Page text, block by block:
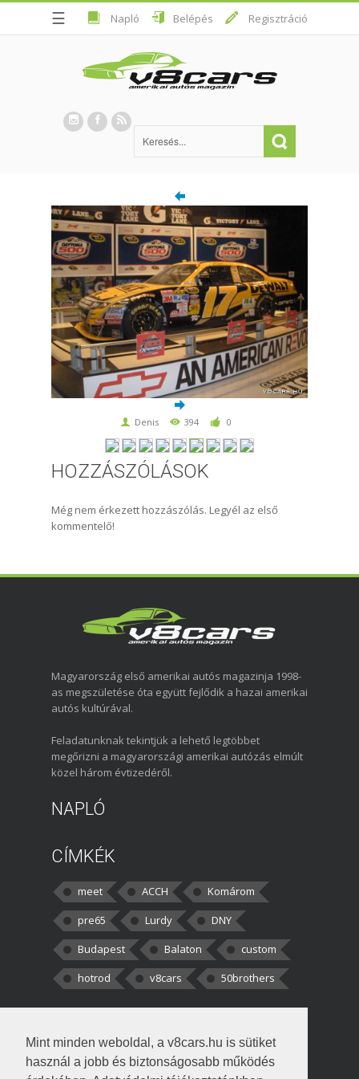
Mint minden weboldal, a v8cars.hu is sütiket
használ a jobb és biztonságosabb működés
☰ Napló Belépés Regisztráció
Denis 394 0
HOZZÁSZÓLÁSOK
Még nem érkezett hozzászólás. Legyél az első
kommentelő!
Magyarország első amerikai autós magazinja 1998-
as megszületése óta együtt fejlődik a hazai amerikai
autós kultúrával.
Feladatunknak tekintjük a lehető legtöbbet
megőrizni a magyarországi amerikai autózás elmúlt
közel három évtizedéről.
NAPLÓ
CÍMKÉK
meet ACCH
Komárom
pre65
Lurdy
DNY
Budapest
Balaton
custom
hotrod
v8cars 50brothers
kortisz:Elszúrtam! Én csak két
darabbaal számoltam. Nem tudtam, hogy fél autót,